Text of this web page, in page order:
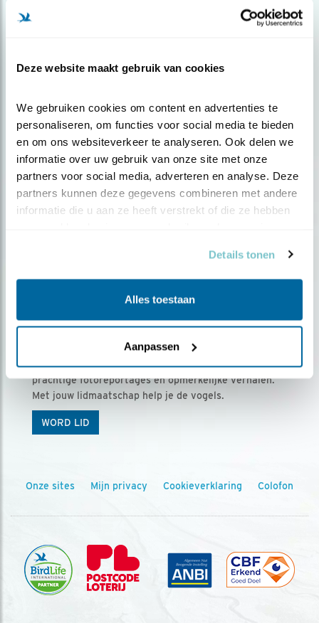
Deze website maakt gebruik van cookies
We gebruiken cookies om content en advertenties te
personaliseren, om functies voor social media te bieden
en om ons websiteverkeer te analyseren. Ook delen we
informatie over uw gebruik van onze site met onze
partners voor social media, adverteren en analyse. Deze
partners kunnen deze gegevens combineren met andere
informatie die u aan ze heeft verstrekt of die ze hebben
Details tonen
Alles toestaan
Aanpassen
Meld je aan en ontvang nieuws, inspiratie, acties en tips
over vogels en activiteiten van Vogelbescherming.
Ontvang 5 x Vogels voor € 36,00 per jaar
Vogels is het tijdschrift voor onze leden, met
prachtige fotoreportages en opmerkelijke verhalen.
Met jouw lidmaatschap help je de vogels.
WORD LID
Onze sites Mijn privacy Cookieverklaring Colofon